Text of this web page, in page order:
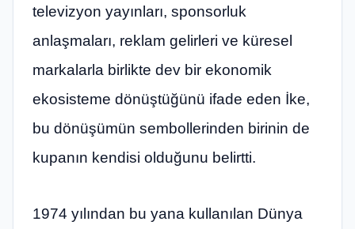
televizyon yayınları, sponsorluk
anlaşmaları, reklam gelirleri ve küresel
markalarla birlikte dev bir ekonomik
ekosisteme dönüştüğünü ifade eden İke,
bu dönüşümün sembollerinden birinin de
kupanın kendisi olduğunu belirtti.
1974 yılından bu yana kullanılan Dünya